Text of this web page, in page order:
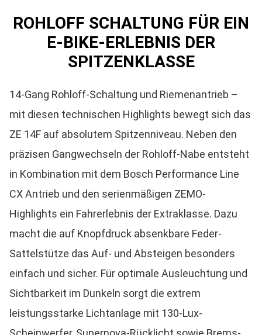
ROHLOFF SCHALTUNG FÜR EIN
E-BIKE-ERLEBNIS DER
SPITZENKLASSE
14-Gang Rohloff-Schaltung und Riemenantrieb –
mit diesen technischen Highlights bewegt sich das
ZE 14F auf absolutem Spitzenniveau. Neben den
präzisen Gangwechseln der Rohloff-Nabe entsteht
in Kombination mit dem Bosch Performance Line
CX Antrieb und den serienmäßigen ZEMO-
Highlights ein Fahrerlebnis der Extraklasse. Dazu
macht die auf Knopfdruck absenkbare Feder-
Sattelstütze das Auf- und Absteigen besonders
einfach und sicher. Für optimale Ausleuchtung und
Sichtbarkeit im Dunkeln sorgt die extrem
leistungsstarke Lichtanlage mit 130-Lux-